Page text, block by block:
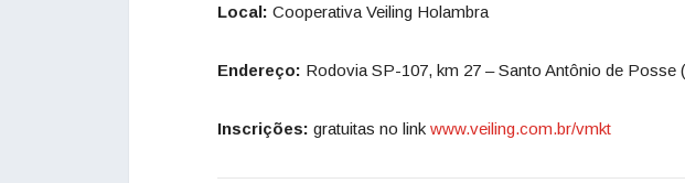
Local: Cooperativa Veiling Holambra
Endereço: Rodovia SP-107, km 27 – Santo Antônio de Posse
Inscrições: gratuitas no link www.veiling.com.br/vmkt